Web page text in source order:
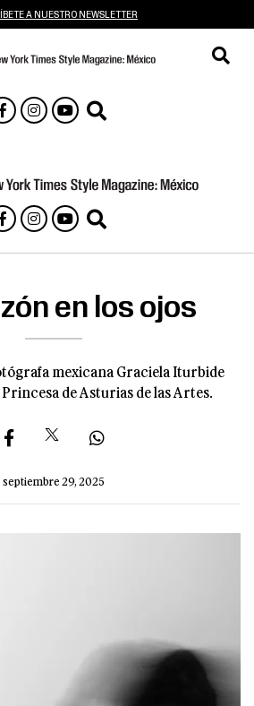
A NUESTRO NEWSLETTER
en los ojos
mexicana Graciela Iturbide
de Asturias de las Artes.
septiembre 29, 2025